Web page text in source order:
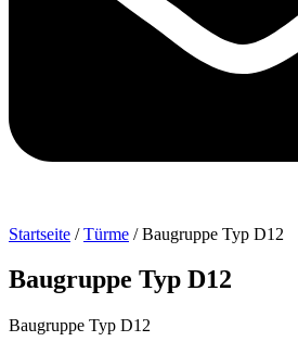
Startseite /Türme / Baugruppe Typ D12
Baugruppe Typ D12
Baugruppe Typ D12